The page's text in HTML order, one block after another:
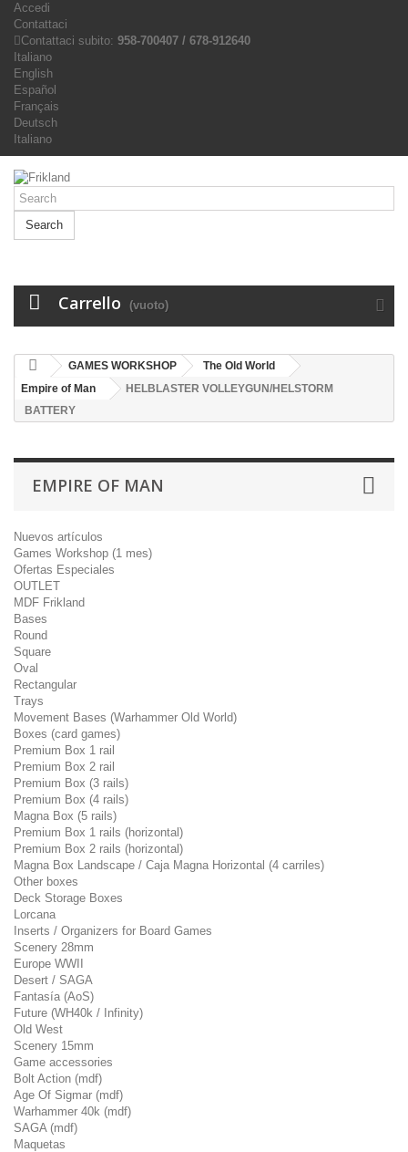
Accedi
Contattaci
Contattaci subito: 958-700407 / 678-912640
Italiano
English
Español
Français
Deutsch
Italiano
Search
Carrello (vuoto)
GAMES WORKSHOP
The Old World
Empire of Man
HELBLASTER VOLLEYGUN/HELSTORM
BATTERY
EMPIRE OF MAN
Nuevos artículos
Games Workshop (1 mes)
Ofertas Especiales
OUTLET
MDF Frikland
Bases
Round
Square
Oval
Rectangular
Trays
Movement Bases (Warhammer Old World)
Boxes (card games)
Premium Box 1 rail
Premium Box 2 rail
Premium Box (3 rails)
Premium Box (4 rails)
Magna Box (5 rails)
Premium Box 1 rails (horizontal)
Premium Box 2 rails (horizontal)
Magna Box Landscape / Caja Magna Horizontal (4 carriles)
Other boxes
Deck Storage Boxes
Lorcana
Inserts / Organizers for Board Games
Scenery 28mm
Europe WWII
Desert / SAGA
Fantasía (AoS)
Future (WH40k / Infinity)
Old West
Scenery 15mm
Game accessories
Bolt Action (mdf)
Age Of Sigmar (mdf)
Warhammer 40k (mdf)
SAGA (mdf)
Maquetas